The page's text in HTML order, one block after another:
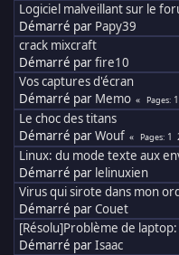
Logiciel malveillant sur le
Démarré par Papy39
crack mixcraft
Démarré parfire10
Vos captures d'écran
Démarré par Memo Pages 1
Le choc des titans
Démarré parWouf Pages 1
Linux: du mode texte aux
Démarré par lelinuxien
Virus qui sirote dans mon
Démarré parCouet
[Résolu]Problème de
Démarré parIsaac